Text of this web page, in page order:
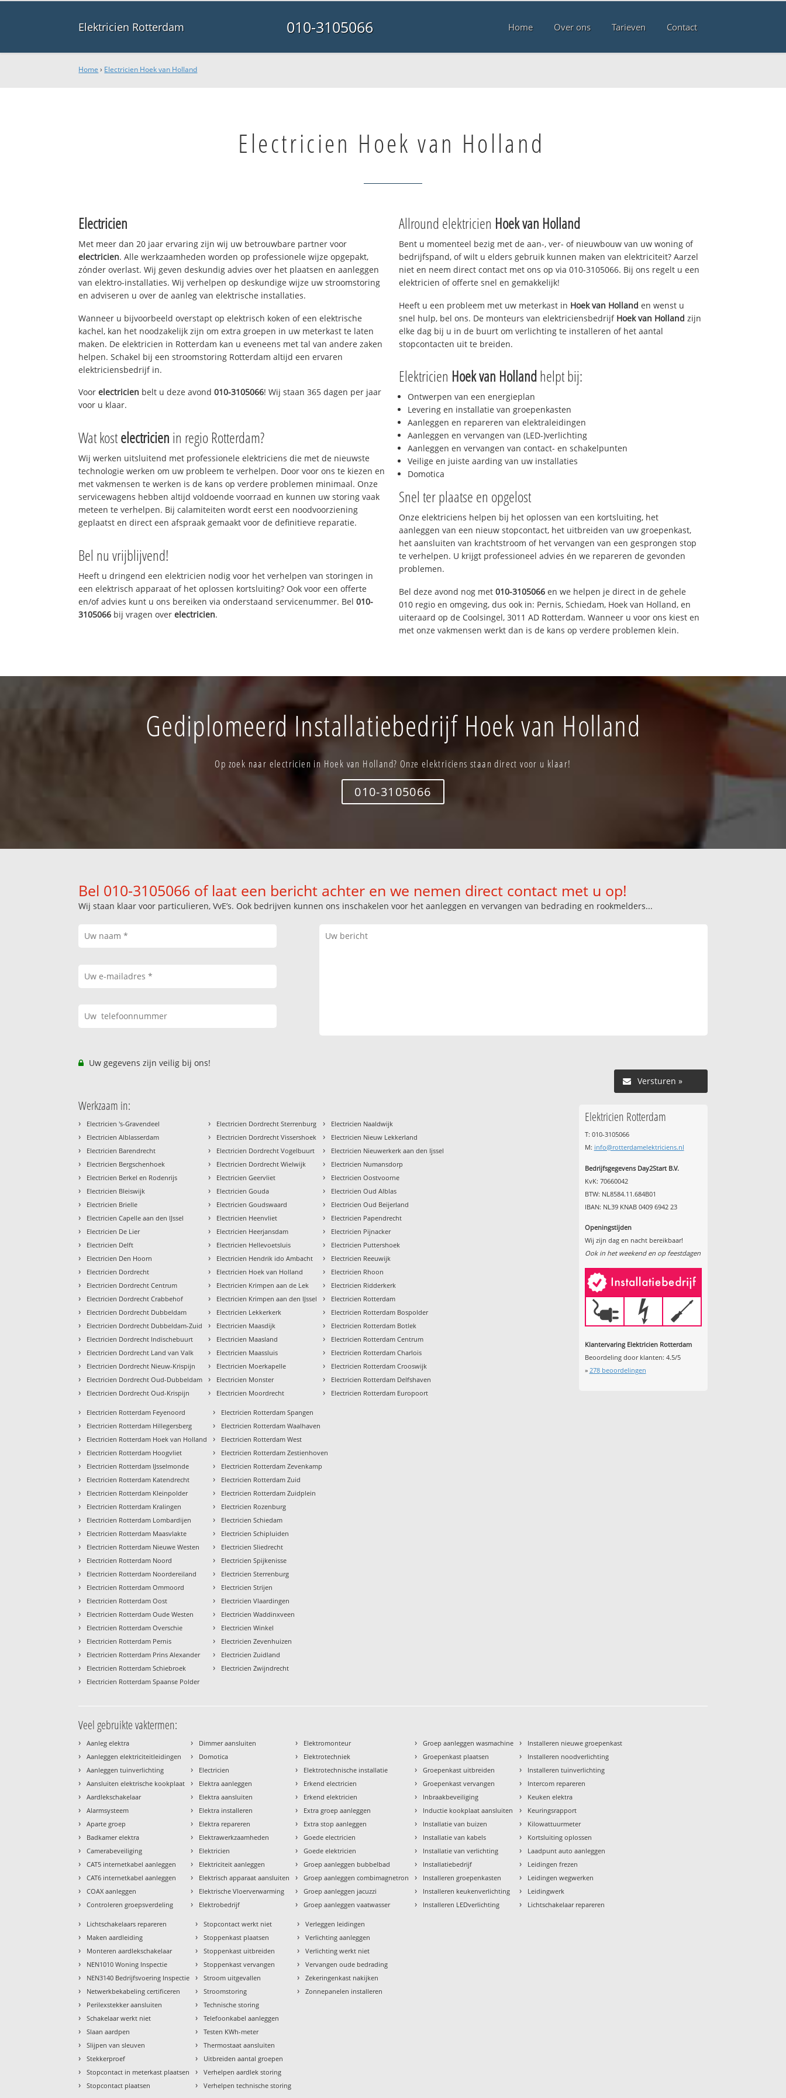
Elektricien Rotterdam 010-3105066 Home Over ons Tarieven Contact
Home › Electricien Hoek van Holland
Electricien Hoek van Holland
Electricien
Met meer dan 20 jaar ervaring zijn wij uw betrouwbare partner voor
electricien. Alle werkzaamheden worden op professionele wijze opgepakt,
zónder overlast. Wij geven deskundig advies over het plaatsen en aanleggen
van elektro-installaties. Wij verhelpen op deskundige wijze uw stroomstoring
en adviseren u over de aanleg van elektrische installaties.
Wanneer u bijvoorbeeld overstapt op elektrisch koken of een elektrische
kachel, kan het noodzakelijk zijn om extra groepen in uw meterkast te laten
maken. De elektricien in Rotterdam kan u eveneens met tal van andere zaken
helpen. Schakel bij een stroomstoring Rotterdam altijd een ervaren
elektriciensbedrijf in.
Voorelectricien belt u deze avond010-3105066! Wij staan 365 dagen per jaar
voor u klaar.
Wat kostelectricien in regio Rotterdam?
Wij werken uitsluitend met professionele elektriciens die met de nieuwste
technologie werken om uw probleem te verhelpen. Door voor ons te kiezen en
met vakmensen te werken is de kans op verdere problemen minimaal. Onze
servicewagens hebben altijd voldoende voorraad en kunnen uw storing vaak
meteen te verhelpen. Bij calamiteiten wordt eerst een noodvoorziening
geplaatst en direct een afspraak gemaakt voor de definitieve reparatie.
Bel nu vrijblijvend!
Heeft u dringend een elektricien nodig voor het verhelpen van storingen in
een elektrisch apparaat of het oplossen kortsluiting? Ook voor een offerte
en/of advies kunt u ons bereiken via onderstaand servicenummer. Bel010-
3105066 bij vragen overelectricien.
Allround elektricien Hoek van Holland
Bent u momenteel bezig met de aan-, ver- of nieuwbouw van uw woning of
bedrijfspand, of wilt u elders gebruik kunnen maken van elektriciteit? Aarzel
niet en neem direct contact met ons op via 010-3105066. Bij ons regelt u een
elektricien of offerte snel en gemakkelijk!
Heeft u een probleem met uw meterkast in Hoek van Holland en wenst u
snel hulp, bel ons. De monteurs van elektriciensbedrijf Hoek van Holland zijn
elke dag bij u in de buurt om verlichting te installeren of het aantal
stopcontacten uit te breiden.
Elektricien Hoek van Hollandhelpt bij:
Ontwerpen van een energieplan
Levering en installatie van groepenkasten
Aanleggen en repareren van elektraleidingen
Aanleggen en vervangen van (LED-)verlichting
Aanleggen en vervangen van contact- en schakelpunten
Veilige en juiste aarding van uw installaties
Domotica
Snel ter plaatse en opgelost
Onze elektriciens helpen bij het oplossen van een kortsluiting, het
aanleggen van een nieuw stopcontact, het uitbreiden van uw groepenkast,
het aansluiten van krachtstroom of het vervangen van een gesprongen stop
te verhelpen. U krijgt professioneel advies én we repareren de gevonden
problemen.
Bel deze avond nog met 010-3105066 en we helpen je direct in de gehele
010 regio en omgeving, dus ook in: Pernis, Schiedam, Hoek van Holland, en
uiteraard op de Coolsingel, 3011 AD Rotterdam. Wanneer u voor ons kiest en
met onze vakmensen werkt dan is de kans op verdere problemen klein.
Gediplomeerd Installatiebedrijf Hoek van Holland
Op zoek naar electricien in Hoek van Holland? Onze elektriciens staan direct voor u klaar!
010-3105066
Bel 010-3105066 of laat een bericht achter en we nemen direct contact met u op!
Wij staan klaar voor particulieren, VvE’s. Ook bedrijven kunnen ons inschakelen voor het aanleggen en vervangen van bedrading en rookmelders...
Uw gegevens zijn veilig bij ons!
Versturen »
Werkzaam in:
› Electricien 's-Gravendeel
› Electricien Alblasserdam
› Electricien Barendrecht
› Electricien Bergschenhoek
› Electricien Berkel en Rodenrijs
› Electricien Bleiswijk
› Electricien Brielle
› Electricien Capelle aan den IJssel
› Electricien De Lier
› Electricien Delft
› Electricien Den Hoorn
› Electricien Dordrecht
› Electricien Dordrecht Centrum
› Electricien Dordrecht Crabbehof
› Electricien Dordrecht Dubbeldam
› Electricien Dordrecht Dubbeldam-Zuid
› Electricien Dordrecht Indischebuurt
› Electricien Dordrecht Land van Valk
› Electricien Dordrecht Nieuw-Krispijn
› Electricien Dordrecht Oud-Dubbeldam
› Electricien Dordrecht Oud-Krispijn
› Electricien Dordrecht Sterrenburg
› Electricien Dordrecht Vissershoek
› Electricien Dordrecht Vogelbuurt
› Electricien Dordrecht Wielwijk
› Electricien Geervliet
› Electricien Gouda
› Electricien Goudswaard
› Electricien Heenvliet
› Electricien Heerjansdam
› Electricien Hellevoetsluis
› Electricien Hendrik ido Ambacht
› Electricien Hoek van Holland
› Electricien Krimpen aan de Lek
› Electricien Krimpen aan den IJssel
› Electricien Lekkerkerk
› Electricien Maasdijk
› Electricien Maasland
› Electricien Maassluis
› Electricien Moerkapelle
› Electricien Monster
› Electricien Moordrecht
› Electricien Naaldwijk
› Electricien Nieuw Lekkerland
› Electricien Nieuwerkerk aan den Ijssel
› Electricien Numansdorp
› Electricien Oostvoorne
› Electricien Oud Alblas
› Electricien Oud Beijerland
› Electricien Papendrecht
› Electricien Pijnacker
› Electricien Puttershoek
› Electricien Reeuwijk
› Electricien Rhoon
› Electricien Ridderkerk
› Electricien Rotterdam
› Electricien Rotterdam Bospolder
› Electricien Rotterdam Botlek
› Electricien Rotterdam Centrum
› Electricien Rotterdam Charlois
› Electricien Rotterdam Crooswijk
› Electricien Rotterdam Delfshaven
› Electricien Rotterdam Europoort
› Electricien Rotterdam Feyenoord
› Electricien Rotterdam Hillegersberg
› Electricien Rotterdam Hoek van Holland
› Electricien Rotterdam Hoogvliet
› Electricien Rotterdam IJsselmonde
› Electricien Rotterdam Katendrecht
› Electricien Rotterdam Kleinpolder
› Electricien Rotterdam Kralingen
› Electricien Rotterdam Lombardijen
› Electricien Rotterdam Maasvlakte
› Electricien Rotterdam Nieuwe Westen
› Electricien Rotterdam Noord
› Electricien Rotterdam Noordereiland
› Electricien Rotterdam Ommoord
› Electricien Rotterdam Oost
› Electricien Rotterdam Oude Westen
› Electricien Rotterdam Overschie
› Electricien Rotterdam Pernis
› Electricien Rotterdam Prins Alexander
› Electricien Rotterdam Schiebroek
› Electricien Rotterdam Spaanse Polder
› Electricien Rotterdam Spangen
› Electricien Rotterdam Waalhaven
› Electricien Rotterdam West
› Electricien Rotterdam Zestienhoven
› Electricien Rotterdam Zevenkamp
› Electricien Rotterdam Zuid
› Electricien Rotterdam Zuidplein
› Electricien Rozenburg
› Electricien Schiedam
› Electricien Schipluiden
› Electricien Sliedrecht
› Electricien Spijkenisse
› Electricien Sterrenburg
› Electricien Strijen
› Electricien Vlaardingen
› Electricien Waddinxveen
› Electricien Winkel
› Electricien Zevenhuizen
› Electricien Zuidland
› Electricien Zwijndrecht
Elektricien Rotterdam
T: 010-3105066
M: info@rotterdamelektriciens.nl
Bedrijfsgegevens Day2Start B.V.
KvK: 70660042
BTW: NL8584.11.684B01
IBAN: NL39 KNAB 0409 6942 23
Openingstijden
Wij zijn dag en nacht bereikbaar!
Ook in het weekend en op feestdagen
Klantervaring Elektricien Rotterdam
Beoordeling door klanten: 4.5/5
» 278beoordelingen
Veel gebruikte vaktermen:
› Aanleg elektra
› Aanleggen elektriciteitleidingen
› Aanleggen tuinverlichting
› Aansluiten elektrische kookplaat
› Aardlekschakelaar
› Alarmsysteem
› Aparte groep
› Badkamer elektra
› Camerabeveiliging
› CAT5 internetkabel aanleggen
› CAT6 internetkabel aanleggen
› COAX aanleggen
› Controleren groepsverdeling
› Dimmer aansluiten
› Domotica
› Electricien
› Elektra aanleggen
› Elektra aansluiten
› Elektra installeren
› Elektra repareren
› Elektrawerkzaamheden
› Elektricien
› Elektriciteit aanleggen
› Elektrisch apparaat aansluiten
› Elektrische Vloerverwarming
› Elektrobedrijf
› Elektromonteur
› Elektrotechniek
› Elektrotechnische installatie
› Erkend electricien
› Erkend elektricien
› Extra groep aanleggen
› Extra stop aanleggen
› Goede electricien
› Goede elektricien
› Groep aanleggen bubbelbad
› Groep aanleggen combimagnetron
› Groep aanleggen jacuzzi
› Groep aanleggen vaatwasser
› Groep aanleggen wasmachine
› Groepenkast plaatsen
› Groepenkast uitbreiden
› Groepenkast vervangen
› Inbraakbeveiliging
› Inductie kookplaat aansluiten
› Installatie van buizen
› Installatie van kabels
› Installatie van verlichting
› Installatiebedrijf
› Installeren groepenkasten
› Installeren keukenverlichting
› Installeren LEDverlichting
› Installeren nieuwe groepenkast
› Installeren noodverlichting
› Installeren tuinverlichting
› Intercom repareren
› Keuken elektra
› Keuringsrapport
› Kilowattuurmeter
› Kortsluiting oplossen
› Laadpunt auto aanleggen
› Leidingen frezen
› Leidingen wegwerken
› Leidingwerk
› Lichtschakelaar repareren
› Lichtschakelaars repareren
› Maken aardleiding
› Monteren aardlekschakelaar
› NEN1010 Woning Inspectie
› NEN3140 Bedrijfsvoering Inspectie
› Netwerkbekabeling certificeren
› Perilexstekker aansluiten
› Schakelaar werkt niet
› Slaan aardpen
› Slijpen van sleuven
› Stekkerproef
› Stopcontact in meterkast plaatsen
› Stopcontact plaatsen
› Stopcontact werkt niet
› Stoppenkast plaatsen
› Stoppenkast uitbreiden
› Stoppenkast vervangen
› Stroom uitgevallen
› Stroomstoring
› Technische storing
› Telefoonkabel aanleggen
› Testen KWh-meter
› Thermostaat aansluiten
› Uitbreiden aantal groepen
› Verhelpen aardlek storing
› Verhelpen technische storing
› Verleggen leidingen
› Verlichting aanleggen
› Verlichting werkt niet
› Vervangen oude bedrading
› Zekeringenkast nakijken
› Zonnepanelen installeren